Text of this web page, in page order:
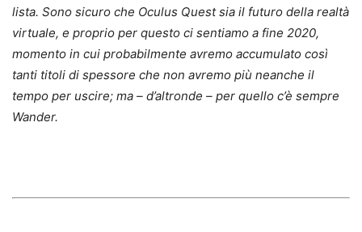
lista. Sono sicuro che Oculus Quest sia il futuro della realtà
virtuale, e proprio per questo ci sentiamo a fine 2020,
momento in cui probabilmente avremo accumulato così
tanti titoli di spessore che non avremo più neanche il
tempo per uscire; ma – d’altronde – per quello c’è sempre
Wander.